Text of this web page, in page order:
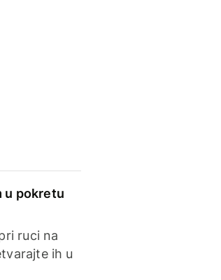
u pokretu
ruci na
ih u